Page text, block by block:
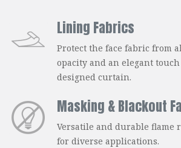
Lining Fabrics
Protect the face fabric from
opacity and an elegant
designed curtain.
Masking & Blackout
Versatile and durable flame
for diverse applications.